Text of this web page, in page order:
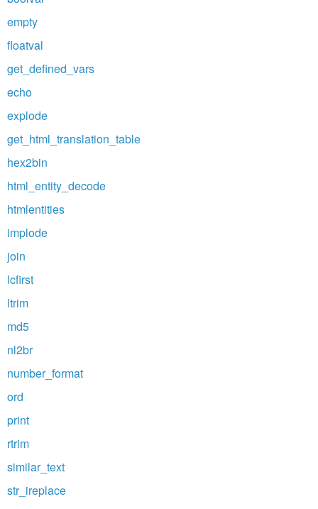
empty
floatval
get_defined_vars
echo
explode
get_html_translation_table
hex2bin
html_entity_decode
htmlentities
implode
join
lcfirst
ltrim
md5
nl2br
number_format
ord
print
rtrim
similar_text
str_ireplace